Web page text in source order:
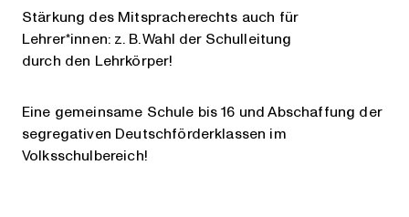
Stärkung des Mitspracherechts auch für
Lehrer*innen: z. B. Wahl der Schulleitung
durch den Lehrkörper!
Eine gemeinsame Schule bis 16 und Abschaffung der
segregativen Deutschförderklassen im
Volksschulbereich!